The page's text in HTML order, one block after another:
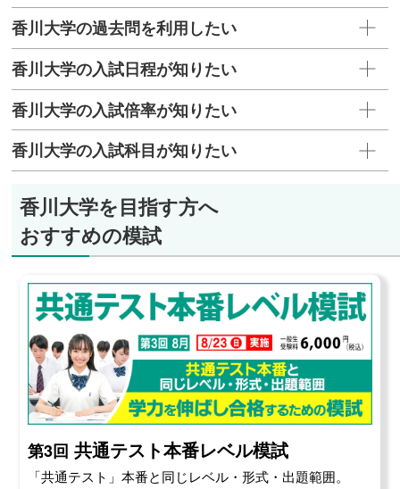
香川大学の過去問を利用したい
香川大学の入試日程が知りたい
香川大学の入試倍率が知りたい
香川大学の入試科目が知りたい
香川大学を目指す方へ
おすすめの模試
第3回 共通テスト本番レベル模試
「共通テスト」本番と同じレベル・形式・出題範囲。